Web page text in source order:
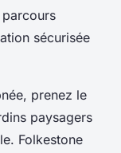
sécurisée
prenez le
paysagers
Folkestone